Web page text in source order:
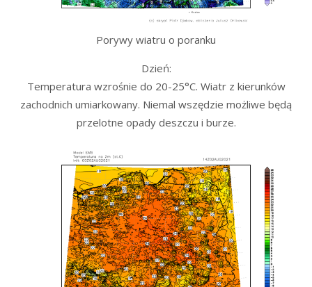
Porywy wiatru o poranku
Dzień:
Temperatura wzrośnie do 20-25°C. Wiatr z kierunków
zachodnich umiarkowany. Niemal wszędzie możliwe będą
przelotne opady deszczu i burze.